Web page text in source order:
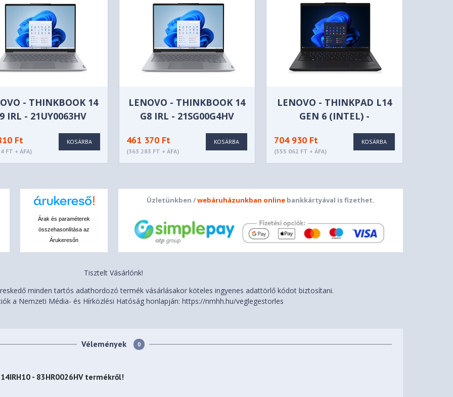
optimized with Dolby Audio™
IPS 300nits Anti-glare, 45%
multi-touch touchpad,
(PTP), 75 x 120 mm (2.95
(Bottom)
- THINKBOOK 14
IRL - 21UY0063HV
Ft
FT + ÁFA)
KOSÁRBA
LENOVO - THINKBOOK 14
G8 IRL - 21SG00G4HV
461 370 Ft
(363 283 FT + ÁFA)
KOSÁRBA
LENOVO - THINKPAD L14
GEN 6 (INTEL) -
704 930 Ft
(555 062 FT + ÁFA)
KOSÁRBA
Árak és paraméterek
összehasonlítása az
Árukeresőn
Üzletünkben /webáruházunkban online bankkártyával is fizethet.
Tisztelt Vásárlónk!
minden tartós adathordozó termék vásárlásakor köteles ingyenes adattörlő kódot biztosítani.
a Nemzeti Média- és Hírközlési Hatóság honlapján: https://nmhh.hu/veglegestorles
Vélemények 0
- 83HR0026HVtermékről!